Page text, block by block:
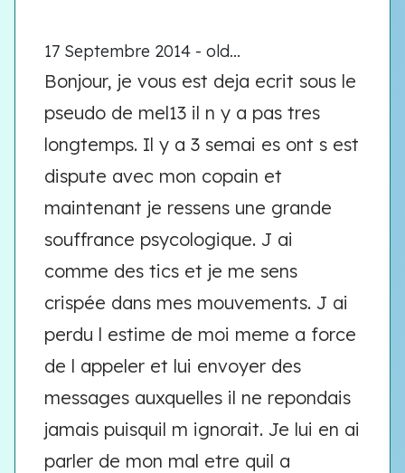
17 Septembre 2014 - old...
Bonjour, je vous est deja ecrit sous le
pseudo de mel13 il n y a pas tres
longtemps. Il y a 3 semai es ont s est
dispute avec mon copain et
maintenant je ressens une grande
souffrance psycologique. J ai
comme des tics et je me sens
crispée dans mes mouvements. J ai
perdu l estime de moi meme a force
de l appeler et lui envoyer des
messages auxquelles il ne repondais
jamais puisquil m ignorait. Je lui en ai
parler de mon mal etre quil a